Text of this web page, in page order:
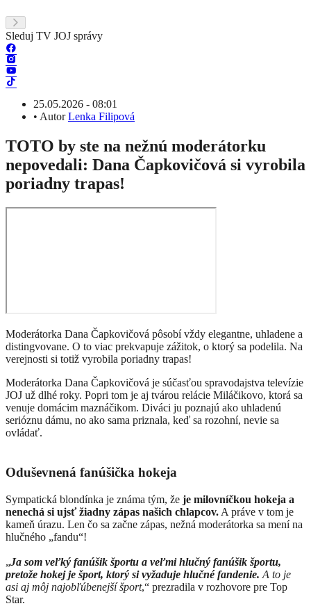
Sleduj TV JOJ správy
25.05.2026 - 08:01
• AutorLenka Filipová
TOTO by ste na nežnú moderátorku
nepovedali: Dana Čapkovičová si vyrobila
poriadny trapas!
Moderátorka Dana Čapkovičová pôsobí vždy elegantne, uhladene a
distingvovane. O to viac prekvapuje zážitok, o ktorý sa podelila. Na
verejnosti si totiž vyrobila poriadny trapas!
Moderátorka Dana Čapkovičová je súčasťou spravodajstva televízie
JOJ už dlhé roky. Popri tom je aj tvárou relácie Miláčikovo, ktorá sa
venuje domácim maznáčikom. Diváci ju poznajú ako uhladenú
serióznu dámu, no ako sama priznala, keď sa rozohní, nevie sa
ovládať.
Oduševnená fanúšička hokeja
Sympatická blondínka je známa tým, že je milovníčkou hokeja a
nenechá si ujsť žiadny zápas našich chlapcov. A práve v tom je
kameň úrazu. Len čo sa začne zápas, nežná moderátorka sa mení na
hlučného „fandu“!
„Ja som veľký fanúšik športu a veľmi hlučný fanúšik športu,
pretože hokej je šport, ktorý si vyžaduje hlučné fandenie. A to je
asi aj môj najobľúbenejší šport,“ prezradila v rozhovore pre Top
Star.